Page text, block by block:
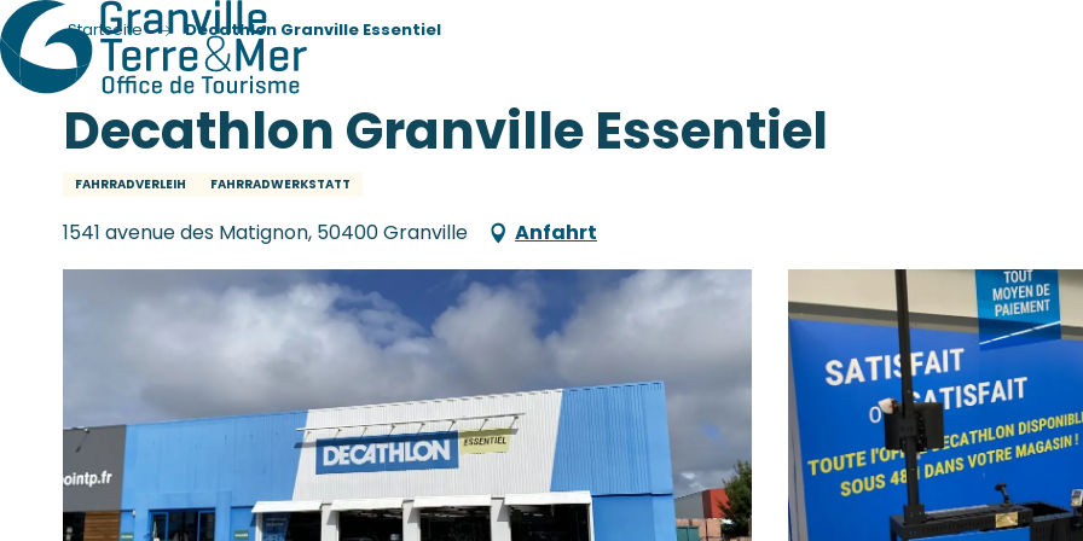
Startseite Decathlon Granville Essentiel
Decathlon Granville Essentiel
FAHRRADVERLEIH FAHRRADWERKSTATT
1541 avenue des Matignon, 50400 Granville Anfahrt